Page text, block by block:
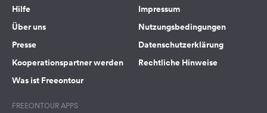
Hilfe
Über uns
Presse
Kooperationspartner werden
Was ist Freeontour
Impressum
Nutzungsbedingungen
Datenschutzerklärung
Rechtliche Hinweise
FREEONTOUR APPS